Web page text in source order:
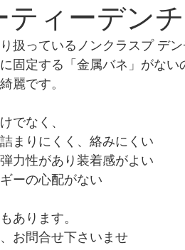
ティーデン
扱っているノンクラスプ デ
固定する「金属バネ」がな
麗です。
でなく、
まりにくく、絡みにくい
力性があり装着感がよい
ーの心配がない
あります。
お問合せ下さいませ